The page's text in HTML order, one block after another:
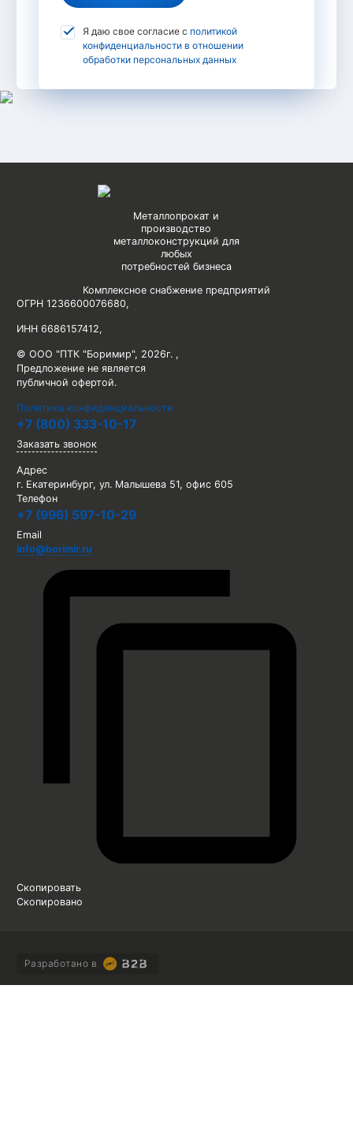
Я даю свое согласие с политикой
конфиденциальности в отношении
обработки персональных данных
Металлопрокат и
производство
металлоконструкций для
любых
потребностей бизнеса
Комплексное снабжение предприятий
ОГРН 1236600076680,
ИНН 6686157412,
© ООО "ПТК "Боримир", 2026г. ,
Предложение не является
публичной офертой.
Политика конфиденциальности
+7 (800) 333-10-17
Заказать звонок
Адрес
г. Екатеринбург, ул. Малышева 51, офис 605
Телефон
+7 (996) 597-10-29
Email
info@borimir.ru
Скопировать
Скопировано
Разработано в